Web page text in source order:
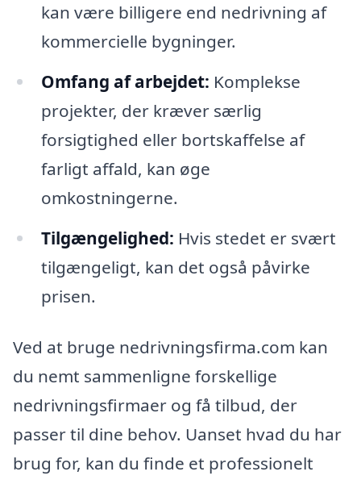
kan være billigere end nedrivning af
kommercielle bygninger.
Omfang af arbejdet: Komplekse
projekter, der kræver særlig
forsigtighed eller bortskaffelse af
farligt affald, kan øge
omkostningerne.
Tilgængelighed: Hvis stedet er svært
tilgængeligt, kan det også påvirke
prisen.
Ved at bruge nedrivningsfirma.com kan
du nemt sammenligne forskellige
nedrivningsfirmaer og få tilbud, der
passer til dine behov. Uanset hvad du har
brug for, kan du finde et professionelt